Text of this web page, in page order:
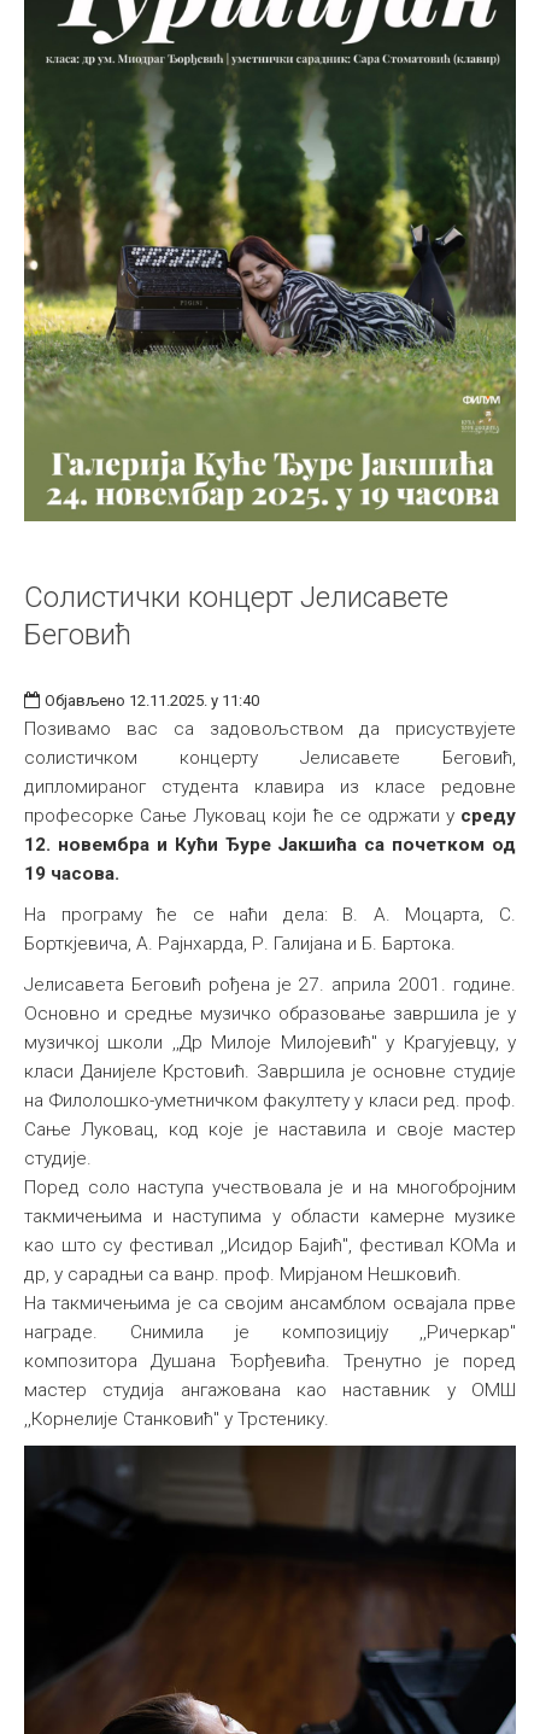
Солистички концерт Јелисавете
Беговић
Објављено 12.11.2025. у 11:40
Позивамо вас са задовољством да присуствујете
солистичком концерту Јелисавете Беговић,
дипломираног студента клавира из класе редовне
професорке Сање Луковац који ће се одржати у среду
12. новембра и Кући Ђуре Јакшића са почетком од
19 часова.
На програму ће се наћи дела: В. A. Moцарта, С.
Борткјевича, А. Рајнхарда, Р. Галијана и Б. Бартока.
Јелисавета Беговић рођена је 27. априла 2001. године.
Основно и средње музичко образовање завршила је у
музичкој школи ,,Др Милоје Милојевић" у Крагујевцу, у
класи Данијеле Крстовић. Завршила је основне студије
нa Филолошко-уметничком факултету у класи ред. проф.
Сање Луковац, код које је наставила и своје мастер
студије.
Поред соло наступа учествовала је и на многобројним
такмичењима и наступима у области камерне музике
као што су фестивал ,,Исидор Бајић", фестивал КОМа и
др, у сарадњи са ванр. проф. Мирјаном Нешковић.
На такмичењима је са својим ансамблом освајала прве
награде. Снимила је композицију ,,Ричеркар"
композитора Душана Ђорђевића. Тренутно је поред
мастер студија ангажована као наставник у ОМШ
,,Корнелије Станковић" у Трстенику.